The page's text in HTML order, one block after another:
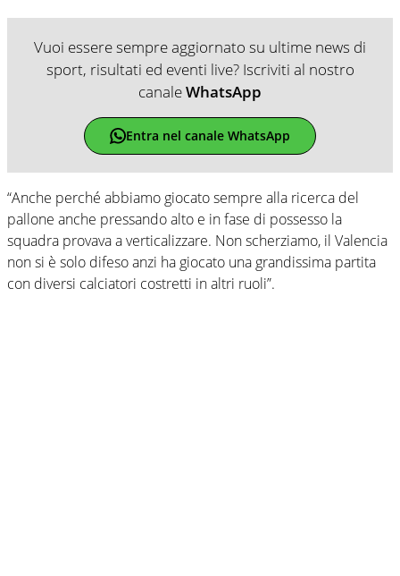
Vuoi essere sempre aggiornato su ultime news di
sport, risultati ed eventi live? Iscriviti al nostro
canaleWhatsApp
Entra nel canale WhatsApp
“Anche perché abbiamo giocato sempre alla ricerca del
pallone anche pressando alto e in fase di possesso la
squadra provava a verticalizzare. Non scherziamo, il Valencia
non si è solo difeso anzi ha giocato una grandissima partita
con diversi calciatori costretti in altri ruoli”.